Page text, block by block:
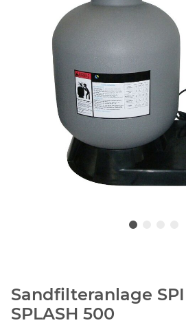
Sandfilteranlage
SPLASH 500